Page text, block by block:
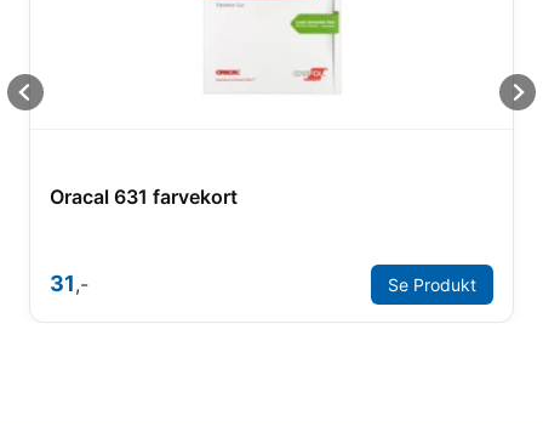
Oracal 631 farvekort
31,- Se Produkt